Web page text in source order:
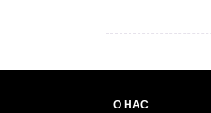
О НАС